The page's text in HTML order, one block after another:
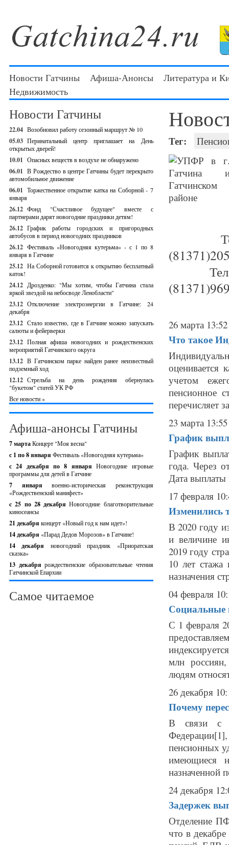
Новости Гатчины Афиша-Анонсы
Литература и
Недвижимость
Новости Гатчины
22.04 Возобновил работу сезонный маршрут № 10
05.03 Перинатальный центр приглашает на День
открытых дверей!
10.01 Опасных веществ в воздухе не обнаружено
06.01 В Рождество в центре Гатчины будет перекрыто
автомобильное движение
06.01 Торжественное открытие катка на Соборной - 7
января
26.12 Фонд "Счастливое будущее" вместе с
партнерами дарят новогодние праздники детям!
26.12 График работы городских и пригородных
автобусов в период новогодних праздников
26.12 Фестиваль «Новогодняя кутерьма» - с 1 по 8
января в Гатчине
25.12 На Соборной готовится к открытию бесплатный
каток!
24.12 Дрозденко: "Мы хотим, чтобы Гатчина стала
яркой звездой на небосводе Ленобласти"
23.12 Отключение электроэнергии в Гатчине: 24
декабря
23.12 Стало известно, где в Гатчине можно запускать
салюты и фейерверки
23.12 Полная афиша новогодних и рождественских
мероприятий Гатчинского округа
13.12 В Гатчинском парке найден ранее неизвестный
подземный ход
12.12 Стрельба на день рождения обернулась
"букетом" статей УК РФ
Все новости »
Афиша-анонсы Гатчины
7 мартаКонцерт "Моя весна"
с 1 по 8 января Фестиваль «Новогодняя кутерьма»
с 24 декабря по 8 январяНовогодние игровые
программы для детей в Гатчине
7 январявоенно-историческая реконструкция
«Рождественский манифест»
c 25 по 28 декабряНовогодние благотворительные
киносеансы
21 декабря концерт «Новый год к нам идет»!
14 декабря «Парад Дедов Морозов» в Гатчине!
14 декабря новогодний праздник «Приоратская
сказка»
13 декабрярождественские образовательные чтения
Гатчинской Епархии
Самое читаемое
Тег:
26 марта 13:52
Что такое
оценивается
учетом
пенсионное
перечисляет
23 марта 13:55
График
График
года. Через
Дата выплаты
17 февраля
Изменились
В 2020 году
и величине
2019 году
10 лет
назначения
04 февраля
Социальные
С 1 февраля
млн
людям
26 декабря
Почему
В связи с
пенсионных
имеющиеся
назначенной
24 декабря
Задержек
Отделение
что в